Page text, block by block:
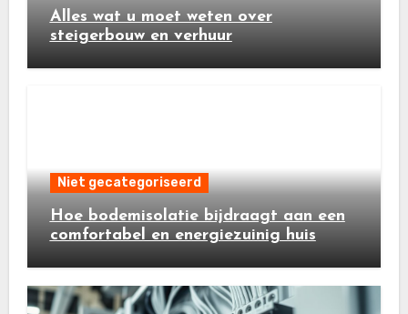
Alles wat u moet weten over
steigerbouw en verhuur
Niet gecategoriseerd
Hoe bodemisolatie bijdraagt aan een
comfortabel en energiezuinig huis